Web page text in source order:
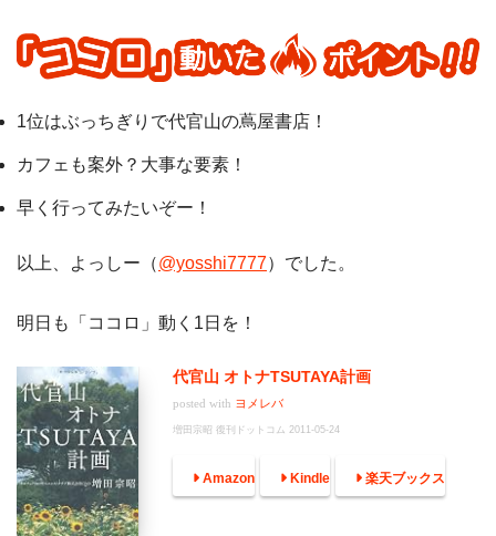
1位はぶっちぎりで代官山の蔦屋書店！
カフェも案外？大事な要素！
早く行ってみたいぞー！
以上、よっしー（@yosshi7777）でした。
明日も「ココロ」動く1日を！
代官山 オトナTSUTAYA計画
posted with ヨメレバ
増田宗昭 復刊ドットコム 2011-05-24
Amazon Kindle 楽天ブックス